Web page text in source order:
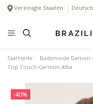
Vereinigte Staaten Deutsch
Startseite Bademode Damen
Top Touch-Carmim Alba
-40%